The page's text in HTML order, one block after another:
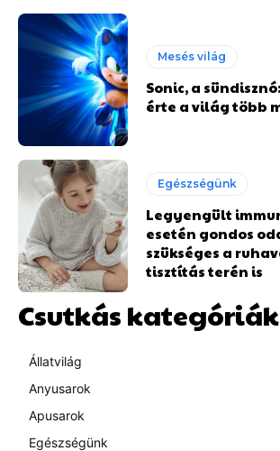
Mesés világ
Sonic, a
érte a világ több
Egészségünk
Legyengült
esetén gondos
szükséges a
tisztítás terén is
Csutkás kategóriák
Állatvilág
Anyusarok
Apusarok
Egészségünk